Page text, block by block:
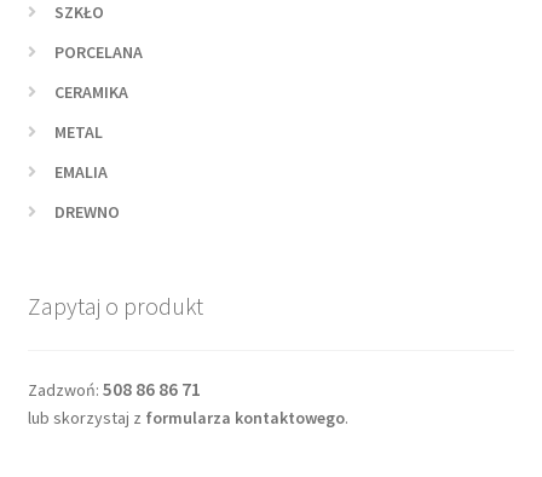
SZKŁO
PORCELANA
CERAMIKA
METAL
EMALIA
DREWNO
Zapytaj o produkt
Zadzwoń: 508 86 86 71
lub skorzystaj z formularza kontaktowego.